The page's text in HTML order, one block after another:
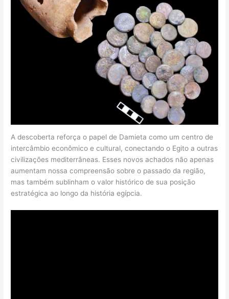
A descoberta reforça o papel de Damieta como um centro de
intercâmbio econômico e cultural, conectando o Egito a outras
civilizações mediterrâneas. Esses novos achados não apenas
aumentam nossa compreensão sobre o passado da região,
mas também sublinham o valor histórico de sua posição
estratégica ao longo da história egípcia.